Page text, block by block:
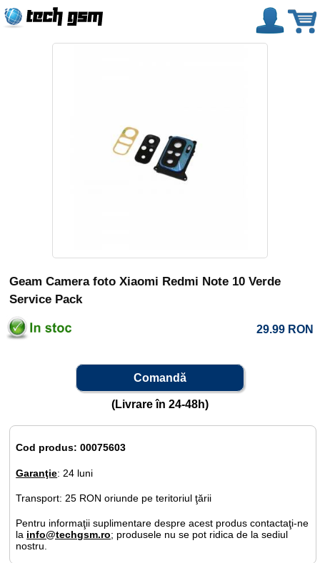
Geam Camera foto Xiaomi Redmi Note 10 Verde
Service Pack
29.99 RON
Comandă
(Livrare în 24-48h)
Cod produs: 00075603
Garanţie: 24 luni
Transport: 25 RON oriunde pe teritoriul ţării
Pentru informaţii suplimentare despre acest produs contactaţi-ne
la info@techgsm.ro; produsele nu se pot ridica de la sediul
nostru.